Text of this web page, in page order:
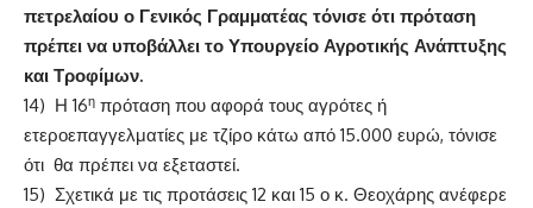
πετρελαίου ο Γενικός Γραμματέας τόνισε ότι πρόταση
πρέπει να υποβάλλει το Υπουργείο Αγροτικής Ανάπτυξης
και Τροφίμων.
14) Η 16η πρόταση που αφορά τους αγρότες ή
ετεροεπαγγελματίες με τζίρο κάτω από 15.000 ευρώ, τόνισε
ότι θα πρέπει να εξεταστεί.
15) Σχετικά με τις προτάσεις 12 και 15 ο κ. Θεοχάρης ανέφερε